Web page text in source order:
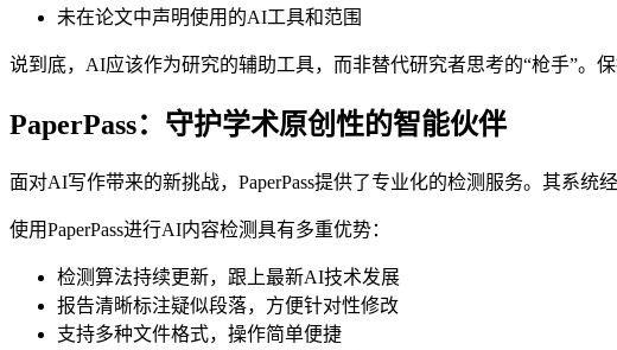
未在论文中声明使用的AI工具和范围
说到底，AI应该作为研究的辅助工具，而非替代研究者思考的“枪手”。
PaperPass：守护学术原创性的智能伙伴
面对AI写作带来的新挑战，PaperPass提供了专业化的检测服务。其系
使用PaperPass进行AI内容检测具有多重优势：
检测算法持续更新，跟上最新AI技术发展
报告清晰标注疑似段落，方便针对性修改
支持多种文件格式，操作简单便捷